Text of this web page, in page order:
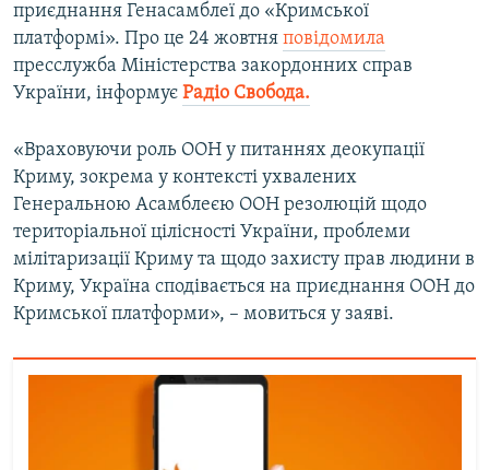
приєднання Генасамблеї до «Кримської
платформі». Про це 24 жовтня повідомила
пресслужба Міністерства закордонних справ
України, інформує Радіо Свобода.
«Враховуючи роль ООН у питаннях деокупації
Криму, зокрема у контексті ухвалених
Генеральною Асамблеєю ООН резолюцій щодо
територіальної цілісності України, проблеми
мілітаризації Криму та щодо захисту прав людини в
Криму, Україна сподівається на приєднання ООН до
Кримської платформи», – мовиться у заяві.